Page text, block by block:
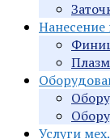
Услуги